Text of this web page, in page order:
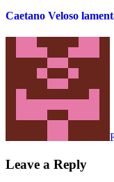
Caetano Veloso
Leave a Reply